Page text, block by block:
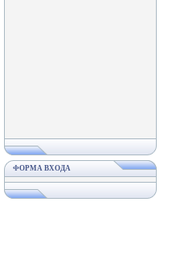
ФОРМА ВХОДА